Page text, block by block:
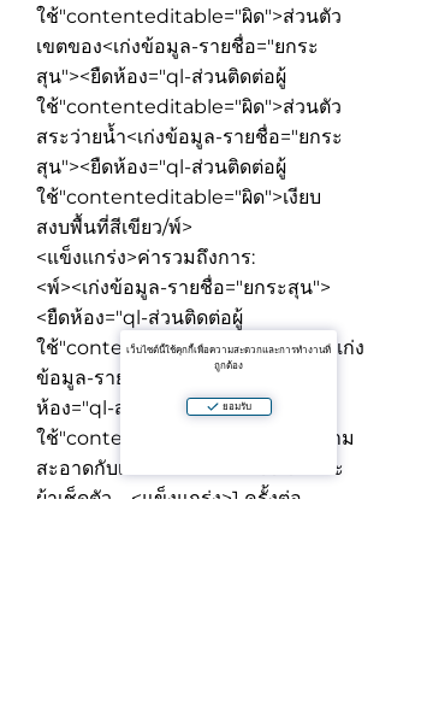
ใช้"contenteditable="ผิด">ส่วนตัว
เขตของ<เก่งข้อมูล-รายชื่อ="ยกระ
สุน"><ยืดห้อง="ql-ส่วนติดต่อผู้
ใช้"contenteditable="ผิด">ส่วนตัว
สระว่ายน้ำ<เก่งข้อมูล-รายชื่อ="ยกระ
สุน"><ยืดห้อง="ql-ส่วนติดต่อผู้
ใช้"contenteditable="ผิด">เงียบ
สงบพื้นที่สีเขียว/พ์>
<แข็งแกร่ง>ค่ารวมถึงการ:
<พ์><เก่งข้อมูล-รายชื่อ="ยกระสุน">
<ยืดห้อง="ql-ส่วนติดต่อผู้
ใช้"contenteditable="ผิด">ไวไฟ<เก่ง
ข้อมูล-รายชื่อ="กระสุน"><ยืด
ห้อง="ql-ส่วนติดต่อผู้
ใช้"contenteditable="ผิด">
ทำความ
สะอาดกับเปลี่ยนแปลงของ color และ
ผ้าเช็ดตัว—<แข็งแกร่ง>1 ครั้งต่อ
เว็บไซต์นี้ใช้คุกกี้เพื่อความสะดวกและการทำงานที่
ถูกต้อง
ยอมรับ